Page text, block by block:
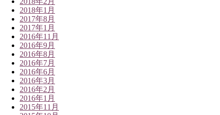
2018年1月
2017年8月
2017年1月
2016年11月
2016年9月
2016年8月
2016年7月
2016年6月
2016年3月
2016年2月
2016年1月
2015年11月